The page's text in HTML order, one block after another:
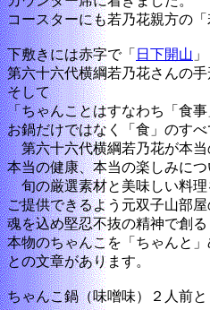
コースターにも若乃花親方の「
下敷きには赤字で「 日下開山
第六十六代横綱若乃花さんの手
そして
「ちゃんことはすなわち「食事
お鍋だけではなく「食」のすべ
第六十六代横綱若乃花が本当
本当の健康、本当の楽しみにつ
旬の厳選素材と美味しい料理
ご提供できるよう元双子山部
魂を込め堅忍不抜の精神で創る
本物のちゃんこを「ちゃんと」
との文章があります。
ちゃんこ鍋（味噌味）２人前